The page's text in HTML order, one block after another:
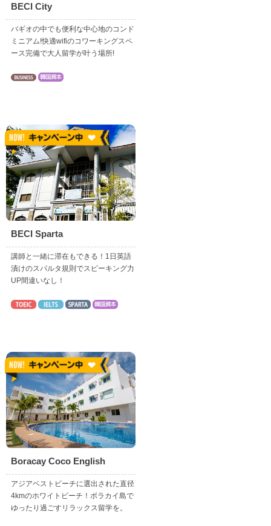
BECI City
バギオの中でも便利な中心地のコンド
ミニアム!快適wifiのコワーキングスペ
ース完備で大人留学が叶う場所!
BECI Sparta
講師と一緒に滞在もできる！1日英語
漬けのスパルタ規則でスピーキング力
UP間違いなし！
Boracay Coco English
アジアベストビーチに選出された直径
4kmのホワイトビーチ！ボラカイ島で
ゆったり過ごすリラックス留学を。